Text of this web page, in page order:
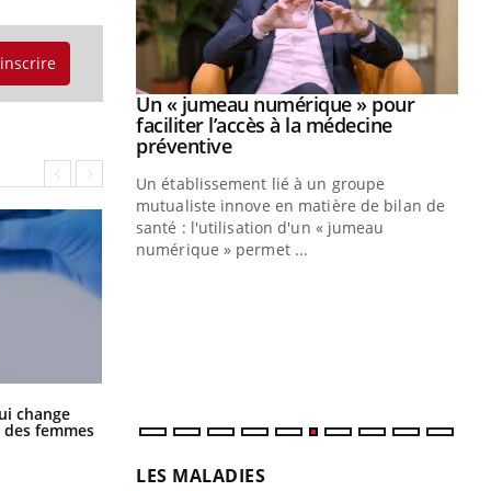
change
femmes la nuit ?
Youtube
de
questions, de
Youtube
Un « jumeau numérique » pour
faciliter l’accès à la médecine
préventiveYoutube
Un établissement lié à un groupe
mutualiste innove en matière de bilan de
santé : l'utilisation d'un « jumeau
numérique » permet ...
LES MALADIES